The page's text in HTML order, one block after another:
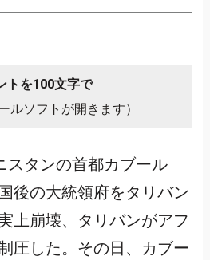
トを100文字で
ルソフトが開きます）
タンの首都カブール
後の大統領府をタリバン
上崩壊、タリバンがアフ
圧した。その日、カブー